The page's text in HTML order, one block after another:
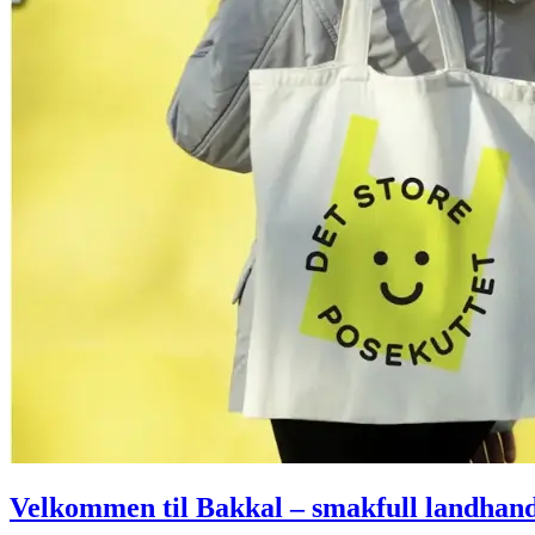
Helse
Aktiviteter
Tilbud
Inspirasjon
Søk
Praktisk informasjon
Velkommen til Bakkal – smakfull